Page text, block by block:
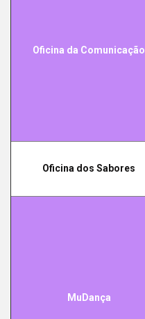
Oficina da Comunicação
Oficina dos Sabores
MuDança